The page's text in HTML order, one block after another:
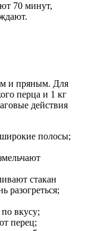
70 минут,
и пряным. Для
перца и 1 кг
действия
полосы;
стакан
разогреться;
вкусу;
перец;